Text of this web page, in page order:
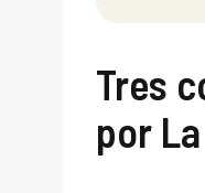
Tres
por